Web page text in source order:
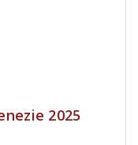
2025